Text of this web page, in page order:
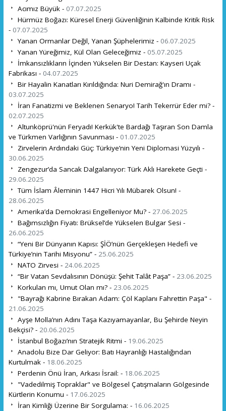
Acımız Büyük - 07.07.2025
Hürmüz Boğazı: Küresel Enerji Güvenliğinin Kalbinde Kritik Risk
- 07.07.2025
Yanan Ormanlar Değil, Yanan Şüphelerimiz - 06.07.2025
Yanan Yüreğimiz, Kül Olan Geleceğimiz - 05.07.2025
İmkansızlıkların İçinden Yükselen Bir Destan: Kayseri Uçak
Fabrikası - 04.07.2025
Bir Hayalin Kanatları Kırıldığında: Nuri Demirağ'ın Dramı -
03.07.2025
İran Fanatizmi ve Beklenen Senaryo! Tarih Tekerrür Eder mi? -
02.07.2025
Altunköprü'nün Feryadı! Kerkük'te Bardağı Taşıran Son Damla
ve Türkmen Varlığının Savunması - 01.07.2025
Zirvelerin Ardındaki Güç: Türkiye’nin Yeni Diplomasi Yüzyılı -
30.06.2025
Zengezur’da Sancak Dalgalanıyor: Türk Aklı Harekete Geçti -
29.06.2025
Tüm İslam Âleminin 1447 Hicri Yılı Mübarek Olsun! -
28.06.2025
Amerika’da Demokrasi Engelleniyor Mu? - 27.06.2025
Bağımsızlığın Fiyatı: Brüksel’de Yükselen Bulgar Sesi -
26.06.2025
“Yeni Bir Dünyanın Kapısı: ŞİÖ’nün Gerçekleşen Hedefi ve
Türkiye’nin Tarihi Misyonu” - 25.06.2025
NATO Zirvesi - 24.06.2025
“Bir Vatan Sevdalısının Dönüşü: Şehit Talât Paşa” - 23.06.2025
Korkulan mı, Umut Olan mı? - 23.06.2025
"Bayrağı Kabrine Bırakan Adam: Çöl Kaplanı Fahrettin Paşa" -
21.06.2025
Ayşe Molla’nın Adını Taşa Kazıyamayanlar, Bu Şehirde Neyin
Bekçisi? - 20.06.2025
İstanbul Boğazı’nın Stratejik Ritmi - 19.06.2025
Anadolu Bize Dar Geliyor: Batı Hayranlığı Hastalığından
Kurtulmak - 18.06.2025
Perdenin Önü İran, Arkası İsrail: - 18.06.2025
"Vadedilmiş Topraklar" ve Bölgesel Çatışmaların Gölgesinde
Kürtlerin Konumu - 17.06.2025
İran Kimliği Üzerine Bir Sorgulama: - 16.06.2025